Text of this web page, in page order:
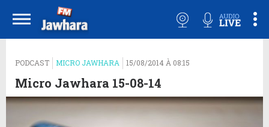
PODCAST MICRO JAWHARA 15/08/2014 À 08:15
Micro Jawhara 15-08-14